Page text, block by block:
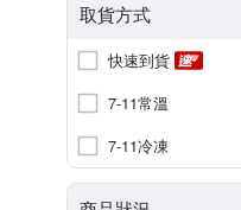
取貨方式
快速到貨
7-11常溫
7-11冷凍